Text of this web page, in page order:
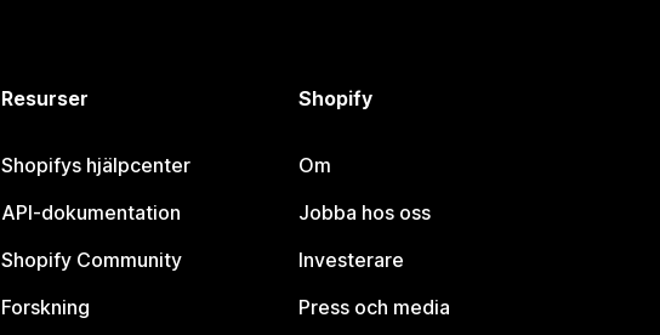
Resurser
Shopifys hjälpcenter
API-dokumentation
Shopify Community
Forskning
Shopify
Om
Jobba hos oss
Investerare
Press och media